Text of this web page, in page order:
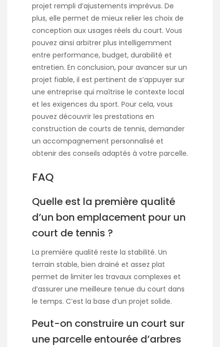
projet rempli d’ajustements imprévus. De
plus, elle permet de mieux relier les choix de
conception aux usages réels du court. Vous
pouvez ainsi arbitrer plus intelligemment
entre performance, budget, durabilité et
entretien. En conclusion, pour avancer sur un
projet fiable, il est pertinent de s’appuyer sur
une entreprise qui maîtrise le contexte local
et les exigences du sport. Pour cela, vous
pouvez découvrir les prestations en
construction de courts de tennis, demander
un accompagnement personnalisé et
obtenir des conseils adaptés à votre parcelle.
FAQ
Quelle est la première qualité
d’un bon emplacement pour un
court de tennis ?
La première qualité reste la stabilité. Un
terrain stable, bien drainé et assez plat
permet de limiter les travaux complexes et
d’assurer une meilleure tenue du court dans
le temps. C’est la base d’un projet solide.
Peut-on construire un court sur
une parcelle entourée d’arbres